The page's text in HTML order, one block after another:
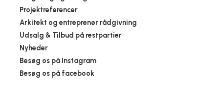
Projektreferencer
Arkitekt og entreprenør rådgivning
Udsalg & Tilbud på restpartier
Nyheder
Besøg os på Instagram
Besøg os på facebook
Bakteriebekæmpende fliser: Mosaikhjørnet bliver Danmarks første
forhandler af patentbeskyttet belægning
Mosaikhjørnet A/S
Smukke og eventyrlige fliser til væggen
Mosaikhjørnet A/S
Fliser med spejleffekt skaber plads og pariserstemning
Mosaikhjørnet A/S
Til Italien med fingeren på flise-pulsen
Mosaikhjørnet A/S
Marrokanske fliser - på den go'e vedligeholdelsesfrie måde!
Mosaikhjørnet A/S